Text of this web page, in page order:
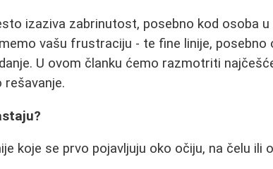
izaziva zabrinutost, posebno kod osoba u
vašu frustraciju - te fine linije, posebno
U ovom članku ćemo razmotriti
rešavanje.
koje se prvo pojavljuju oko očiju, na čelu ili